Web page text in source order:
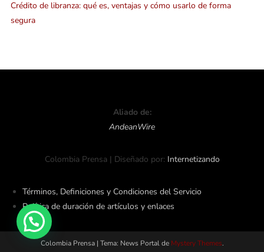
Crédito de libranza: qué es, ventajas y cómo usarlo de forma
segura
Aliado de:
AndeanWire
Colombia Prensa | Diseñado por: Internetizando
Términos, Definiciones y Condiciones del Servicio
Política de duración de artículos y enlaces
Colombia Prensa | Tema: News Portal de Mystery Themes.